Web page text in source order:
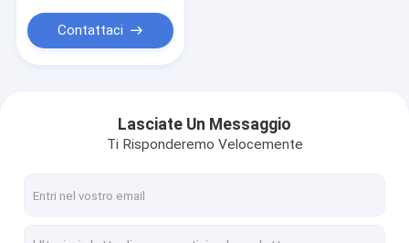
Contattaci
Lasciate Un Messaggio
Ti Risponderemo Velocemente